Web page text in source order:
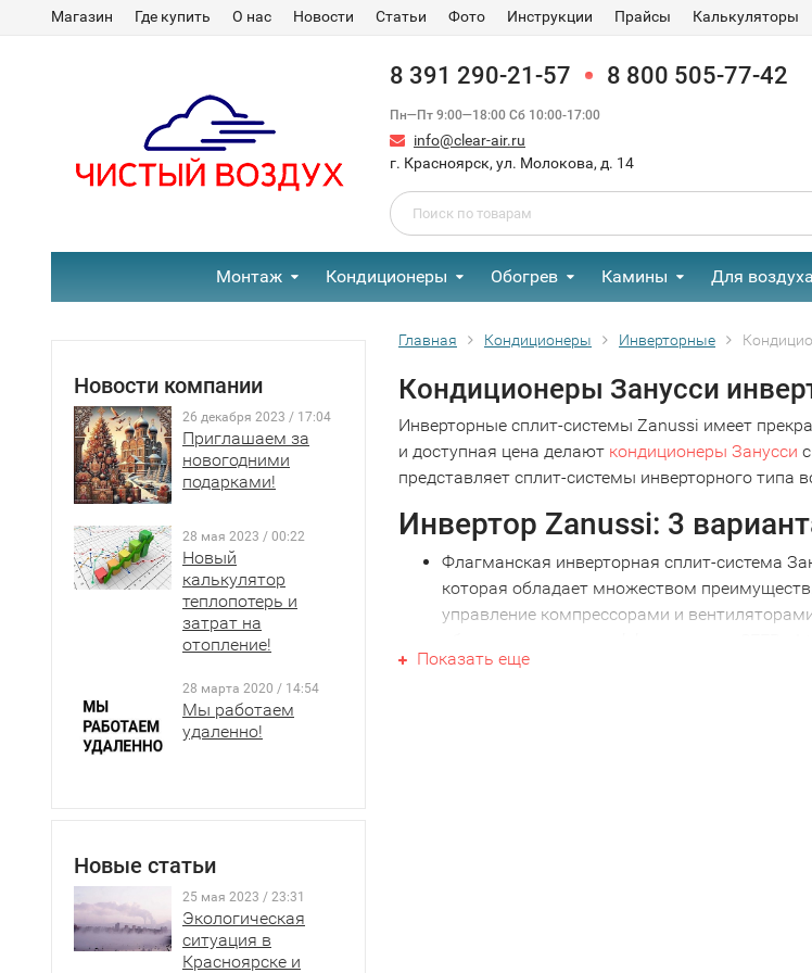
Магазин Где купить О нас Новости Статьи Фото Инструкции Прайсы Калькуляторы
8 391 290-21-57 8 800 505-77-42
Пн—Пт 9:00—18:00 Сб 10:00-17:00
info@clear-air.ru
г. Красноярск, ул. Молокова, д. 14
Монтаж Кондиционеры Обогрев Камины Для воздуха
Новости компании
26 декабря 2023 / 17:04
Приглашаем за
новогодними
подарками!
28 мая 2023 / 00:22
Новый
калькулятор
теплопотерь и
затрат на
отопление!
28 марта 2020 / 14:54
Мы работаем
удаленно!
Новые статьи
25 мая 2023 / 23:31
Экологическая
ситуация в
Красноярске и
Главная Кондиционеры Инверторные
Кондиционеры Занусси
Инверторные сплит-системы Zanussi имеет
и доступная цена делают кондиционеры Занусси
представляет сплит-системы инверторного типа
Инвертор Zanussi: 3
Флагманская инверторная сплит-система
которая обладает множеством
управление компрессорами и
счета за электроэнергию уменьшатся на 20-
Показать еще